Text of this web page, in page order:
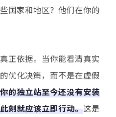
国家和地区？他们在你的
正依据。当你能看清真实
优化决策，而不是在虚假
的独立站至今还没有安装
刻就应该立即行动。这是